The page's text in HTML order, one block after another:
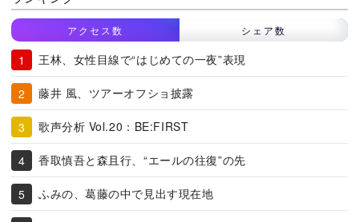
アクセス数 シェア数
王林、女性目線で“はじめての一夜”表現
藤井 風、ツアーオフショ披露
歌声分析 Vol.20：BE:FIRST
香取慎吾と森且行、“エールの往復”の先
ふみの、葛藤の中で見出す現在地